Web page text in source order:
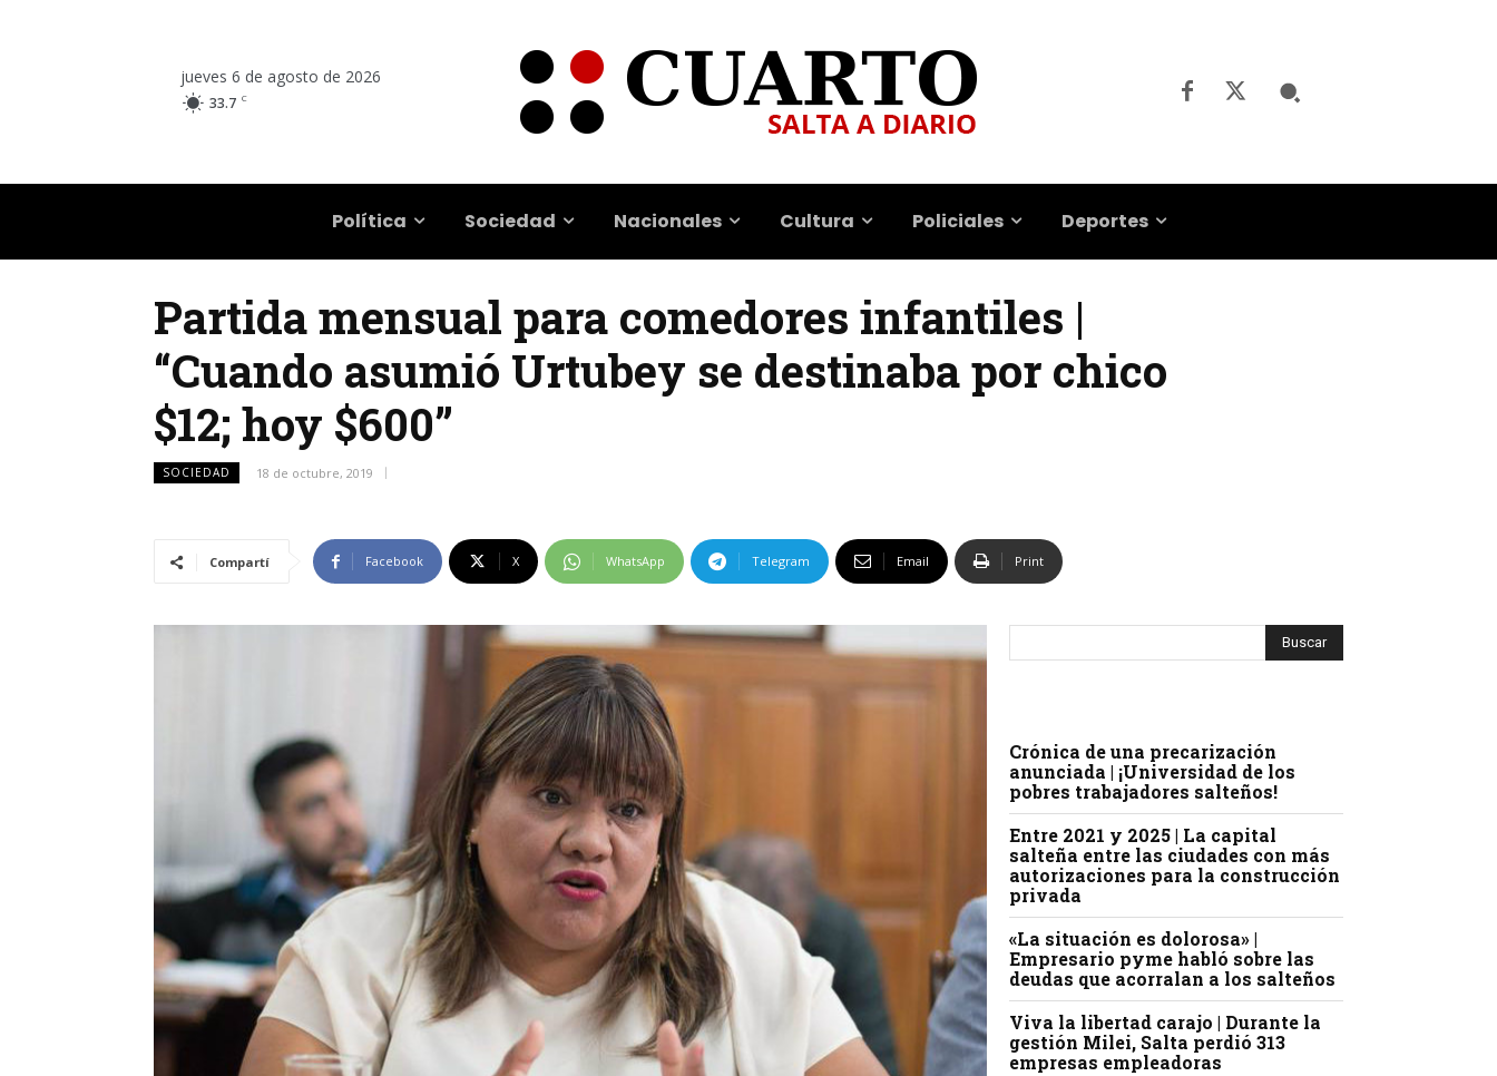
jueves 6 de agosto de 2026
33.7 C
Política Sociedad Nacionales Cultura Policiales Deportes
Partida mensual para comedores infantiles |
“Cuando asumió Urtubey se destinaba por chico
$12; hoy $600”
SOCIEDAD 18 de octubre, 2019
Compartí Facebook X WhatsApp Telegram Email Print
Crónica de una precarización
anunciada | ¡Universidad de los
pobres trabajadores salteños!
Entre 2021 y 2025 | La capital
salteña entre las ciudades con más
autorizaciones para la construcción
privada
«La situación es dolorosa» |
Empresario pyme habló sobre las
deudas que acorralan a los salteños
Viva la libertad carajo | Durante la
gestión Milei, Salta perdió 313
empresas empleadoras